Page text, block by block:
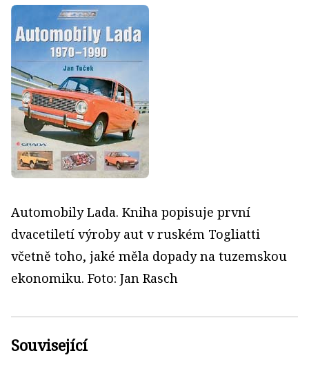
Automobily Lada. Kniha popisuje první
dvacetiletí výroby aut v ruském Togliatti
včetně toho, jaké měla dopady na tuzemskou
ekonomiku. Foto: Jan Rasch
Související